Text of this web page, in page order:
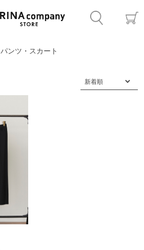
パンツ・スカート